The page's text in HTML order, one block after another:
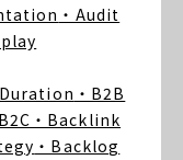
・Audit
・B2B
・Backlink
・Backlog